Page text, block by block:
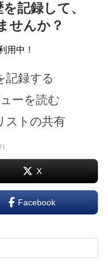
記録して、
せんか？
用中！
記録する
ーを読む
ストの共有
X
Facebook
・再入荷情報
ードゲームの通販商品
ードゲームの通販商品
けボードゲームの通販商品
以下のボードゲームの通販商品
上のボードゲームの通販商品
入！ボドクーポンについて
ウドファンディング ボドファン